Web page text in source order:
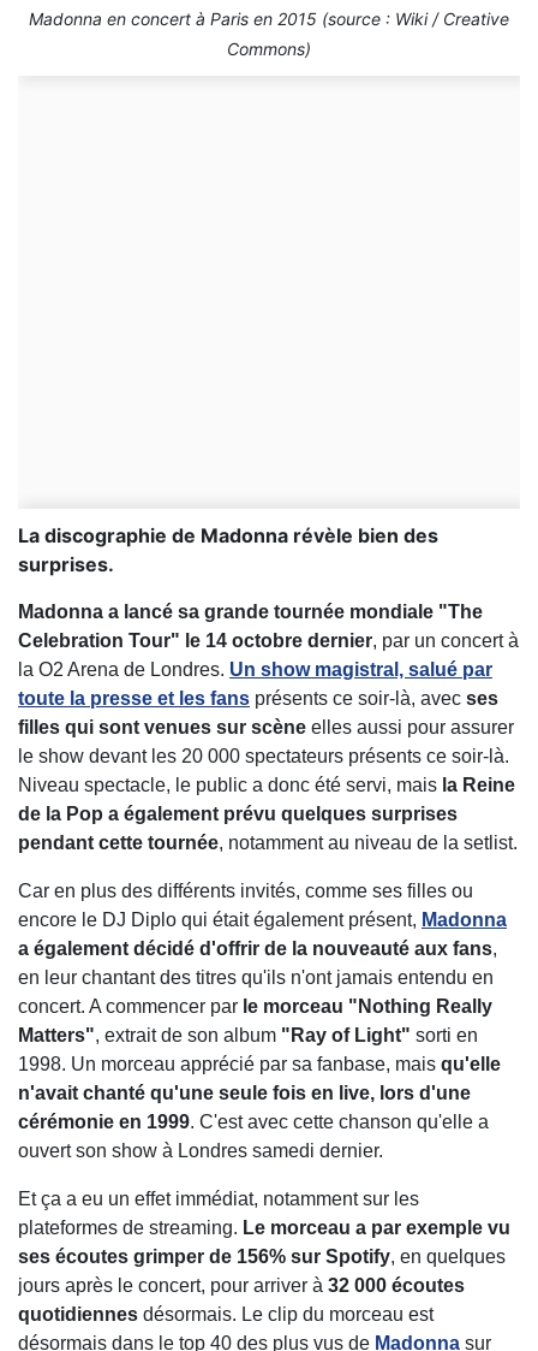
Madonna en concert à Paris en 2015 (source : Wiki / Creative
Commons)
La discographie de Madonna révèle bien des
surprises.
Madonna a lancé sa grande tournée mondiale "The
Celebration Tour" le 14 octobre dernier, par un concert à
la O2 Arena de Londres. Un show magistral, salué par
toute la presse et les fans présents ce soir-là, avec ses
filles qui sont venues sur scène elles aussi pour assurer
le show devant les 20 000 spectateurs présents ce soir-là.
Niveau spectacle, le public a donc été servi, mais la Reine
de la Pop a également prévu quelques surprises
pendant cette tournée, notamment au niveau de la setlist.
Car en plus des différents invités, comme ses filles ou
encore le DJ Diplo qui était également présent, Madonna
a également décidé d'offrir de la nouveauté aux fans,
en leur chantant des titres qu'ils n'ont jamais entendu en
concert. A commencer par le morceau "Nothing Really
Matters", extrait de son album "Ray of Light" sorti en
1998. Un morceau apprécié par sa fanbase, mais qu'elle
n'avait chanté qu'une seule fois en live, lors d'une
cérémonie en 1999. C'est avec cette chanson qu'elle a
ouvert son show à Londres samedi dernier.
Et ça a eu un effet immédiat, notamment sur les
plateformes de streaming. Le morceau a par exemple vu
ses écoutes grimper de 156% sur Spotify, en quelques
jours après le concert, pour arriver à 32 000 écoutes
quotidiennes désormais. Le clip du morceau est
désormais dans le top 40 des plus vus de Madonna sur